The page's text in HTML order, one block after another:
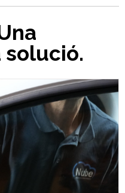
solució.